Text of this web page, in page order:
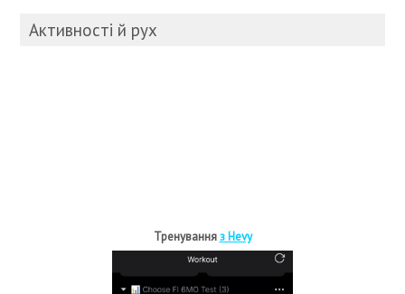
Активності й рух
Тренуванняз Hevy